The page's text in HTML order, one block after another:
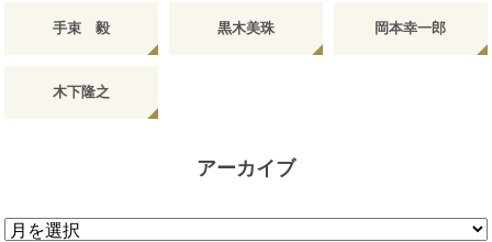
手束 毅 黒木美珠 岡本幸一郎
木下隆之
アーカイブ
ア